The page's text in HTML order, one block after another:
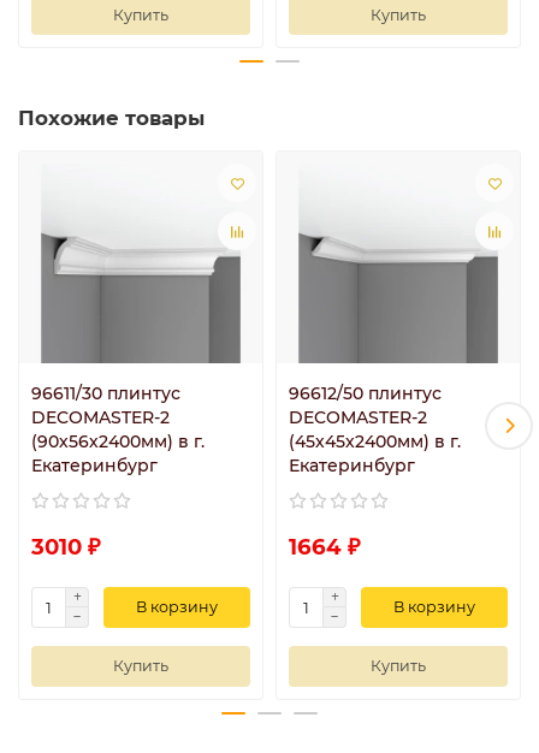
Купить Купить
Похожие товары
96611/30 плинтус
DECOMASTER-2
(90х56х2400мм) в г.
Екатеринбург
3010 ₽
В корзину
Купить
96612/50 плинтус
DECOMASTER-2
(45х45х2400мм) в г.
Екатеринбург
1664 ₽
В корзину
Купить